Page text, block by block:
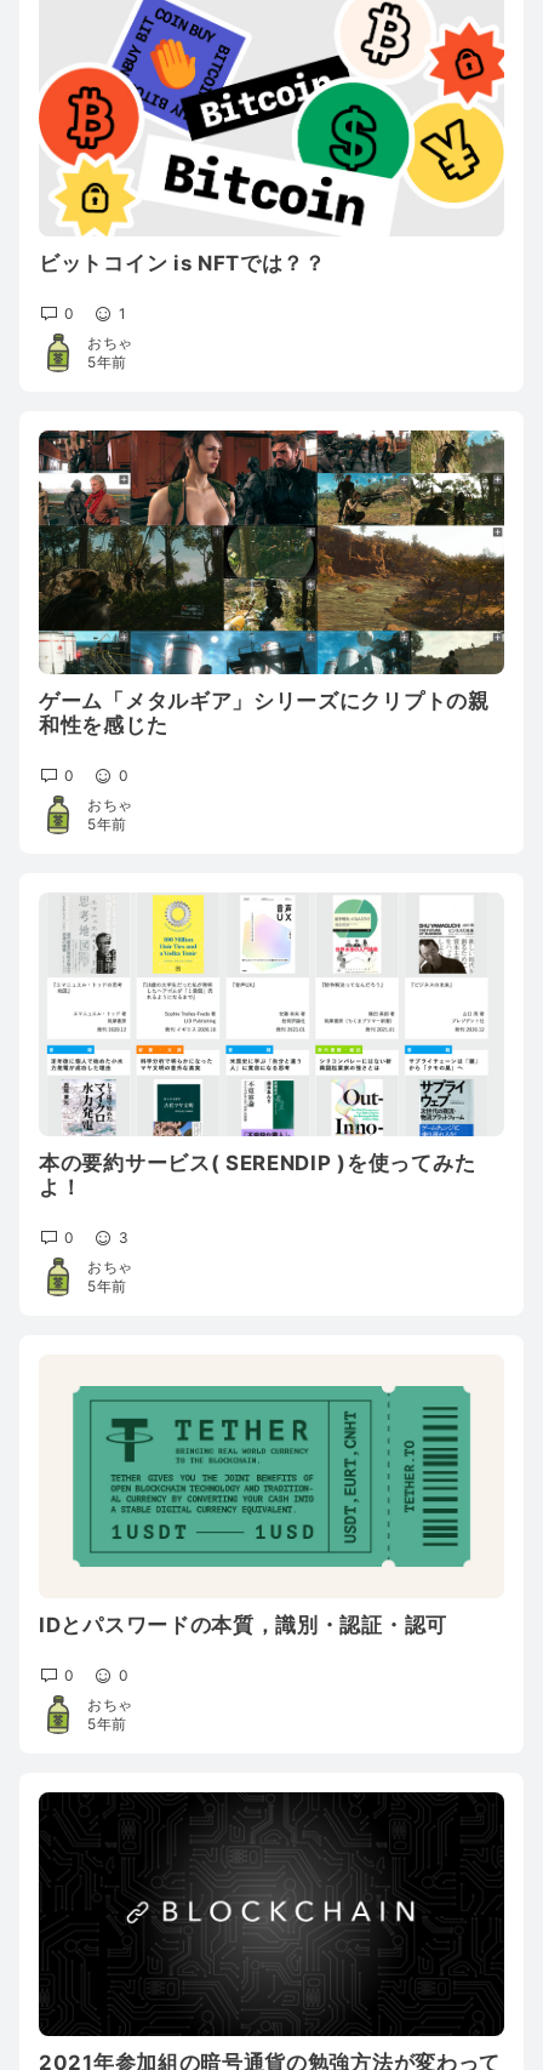
ビットコイン is NFTでは？？
0
1
おちゃ
5年前
ゲーム「メタルギア」シリーズにクリプトの親
和性を感じた
0
0
おちゃ
5年前
本の要約サービス( SERENDIP )を使ってみた
よ！
0
3
おちゃ
5年前
IDとパスワードの本質，識別・認証・認可
0
0
おちゃ
5年前
2021年参加組の暗号通貨の勉強方法が変わって